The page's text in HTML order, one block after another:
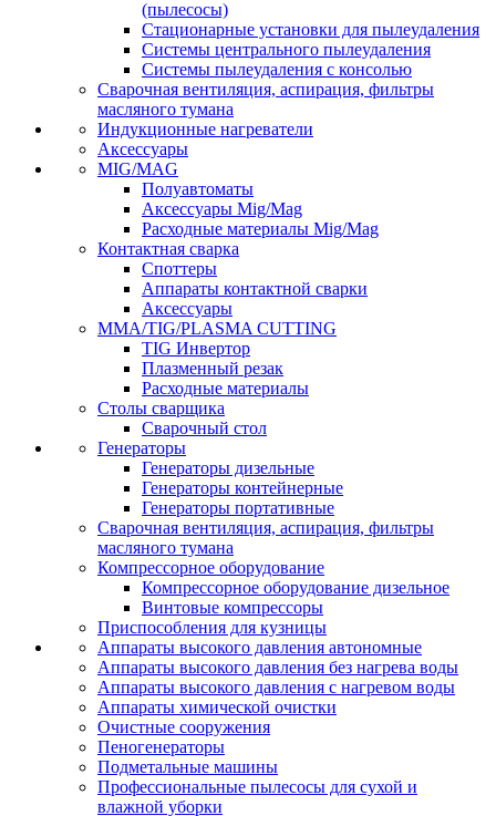
(пылесосы)
Стационарные установки для пылеудаления
Системы центрального пылеудаления
Системы пылеудаления с консолью
Сварочная вентиляция, аспирация, фильтры
масляного тумана
Индукционные нагреватели
Аксессуары
MIG/MAG
Полуавтоматы
Аксессуары Mig/Mag
Расходные материалы Mig/Mag
Контактная сварка
Споттеры
Аппараты контактной сварки
Аксессуары
MMA/TIG/PLASMA CUTTING
TIG Инвертор
Плазменный резак
Расходные материалы
Столы сварщика
Сварочный стол
Генераторы
Генераторы дизельные
Генераторы контейнерные
Генераторы портативные
Сварочная вентиляция, аспирация, фильтры
масляного тумана
Компрессорное оборудование
Компрессорное оборудование дизельное
Винтовые компрессоры
Приспособления для кузницы
Аппараты высокого давления автономные
Аппараты высокого давления без нагрева воды
Аппараты высокого давления с нагревом воды
Аппараты химической очистки
Очистные сооружения
Пеногенераторы
Подметальные машины
Профессиональные пылесосы для сухой и
влажной уборки